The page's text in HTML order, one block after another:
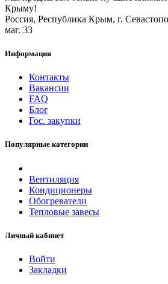
Крыму!
Россия, Республика Крым, г.
маг. 33
Информация
Контакты
Вакансии
FAQ
Блог
Гос. закупки
Популярные категории
Вентиляция
Кондиционеры
Обогреватели
Тепловые завесы
Личный кабинет
Войти
Закладки